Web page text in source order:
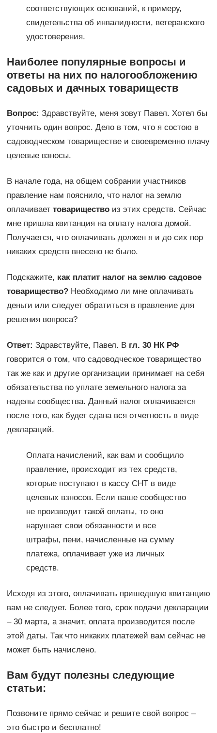
соответствующих оснований, к примеру,
свидетельства об инвалидности, ветеранского
удостоверения.
Наиболее популярные вопросы и
ответы на них по налогообложению
садовых и дачных товариществ
Вопрос: Здравствуйте, меня зовут Павел. Хотел бы
уточнить один вопрос. Дело в том, что я состою в
садоводческом товариществе и своевременно плачу
целевые взносы.
В начале года, на общем собрании участников
правление нам пояснило, что налог на землю
оплачивает товариществоиз этих средств. Сейчас
мне пришла квитанция на оплату налога домой.
Получается, что оплачивать должен я и до сих пор
никаких средств внесено не было.
Подскажите, как платит налог на землю садовое
товарищество?Необходимо ли мне оплачивать
деньги или следует обратиться в правление для
решения вопроса?
Ответ: Здравствуйте, Павел. В гл. 30 НК РФ
говорится о том, что садоводческое товарищество
так же как и другие организации принимает на себя
обязательства по уплате земельного налога за
наделы сообщества. Данный налог оплачивается
после того, как будет сдана вся отчетность в виде
деклараций.
Оплата начислений, как вам и сообщило
правление, происходит из тех средств,
которые поступают в кассу СНТ в виде
целевых взносов. Если ваше сообщество
не производит такой оплаты, то оно
нарушает свои обязанности и все
штрафы, пени, начисленные на сумму
платежа, оплачивает уже из личных
средств.
Исходя из этого, оплачивать пришедшую квитанцию
вам не следует. Более того, срок подачи декларации
– 30 марта, а значит, оплата производится после
этой даты. Так что никаких платежей вам сейчас не
может быть начислено.
Вам будут полезны следующие
статьи:
Позвоните прямо сейчас и решите свой вопрос –
это быстро и бесплатно!